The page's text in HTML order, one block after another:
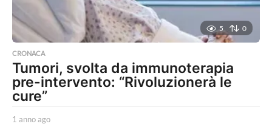
5 0
CRONACA
Tumori, svolta da immunoterapia
pre-intervento: “Rivoluzionerà le
cure”
1 anno ago